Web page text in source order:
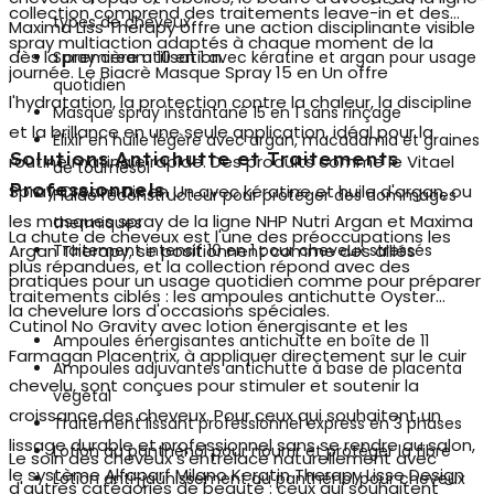
Maxima Liss Therapy offre une action disciplinante visible
dès la première utilisation.
types de cheveux
collection comprend des traitements leave-in et des
spray multiactionadaptés à chaque moment de la
journée. Le Biacrè Masque Spray 15 en Un offre
l'hydratation, la protection contre la chaleur, la discipline
et la brillance en une seule application, idéal pour la
routine matinale rapide. Des produits comme le Vitael
Spray Cream Dix en Un avec kératine et huile d'argan, ou
les masques spray de la ligne NHP Nutri Argan et Maxima
Argan Therapy, se positionnent comme des alliés
pratiques pour un usage quotidien comme pour préparer
la chevelure lors d'occasions spéciales.
Spray cream 10 en 1 avec kératine et argan pour usage
quotidien
Masque spray instantané 15 en 1 sans rinçage
Élixir en huile légère avec argan, macadamia et graines
de tournesol
Fluide reconstructeur pour protéger des dommages
thermiques
Traitement intensif 10 en 1 pour cheveux stressés
Solutions Antichutte et Traitements
Professionnels
La chute de cheveux est l'une des préoccupations les
plus répandues, et la collection répond avec des
traitements ciblés : lesampoules antichutte Oyster
Cutinol No Gravity avec lotion énergisante et les
Farmagan Placentrix, à appliquer directement sur le cuir
chevelu, sont conçues pour stimuler et soutenir la
croissance des cheveux. Pour ceux qui souhaitent un
lissage durable et professionnel sans se rendre au salon,
le système Alfaparf Milano Keratin Therapy Lisse Design
Ampoules énergisantes antichutte en boîte de 11
Ampoules adjuvantes antichutte à base de placenta
végétal
Traitement lissant professionnel express en 3 phases
Lotion au panthénol pour nourrir et protéger la fibre
Lotion anti-jaunissement au panthénol pour cheveux
Le soin des cheveux s'entrelace naturellement avec
d'autres catégories de beauté : ceux qui souhaitent